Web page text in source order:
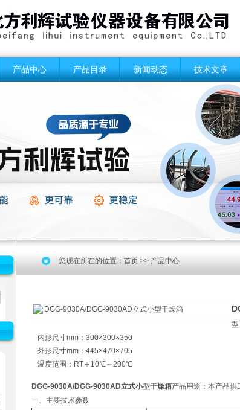
产品中心 产品目录 新闻动态 技术文章
您现在所在的位置： 首页 >> 产品中心
内形尺寸mm：300×300×350
外形尺寸mm：445×470×705
温度范围：RT＋10℃～200℃
DGG-9030A/DGG-9030AD立式小型干燥箱产品用途：本产品供
一、主要技术参数